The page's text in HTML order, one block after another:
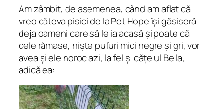
Am zâmbit, de asemenea, când am aflat că
vreo câteva pisici de la Pet Hope își găsiseră
deja oameni care să le ia acasă și poate că
cele rămase, niște pufuri mici negre și gri, vor
avea și ele noroc azi, la fel și cățelul Bella,
adică ea: